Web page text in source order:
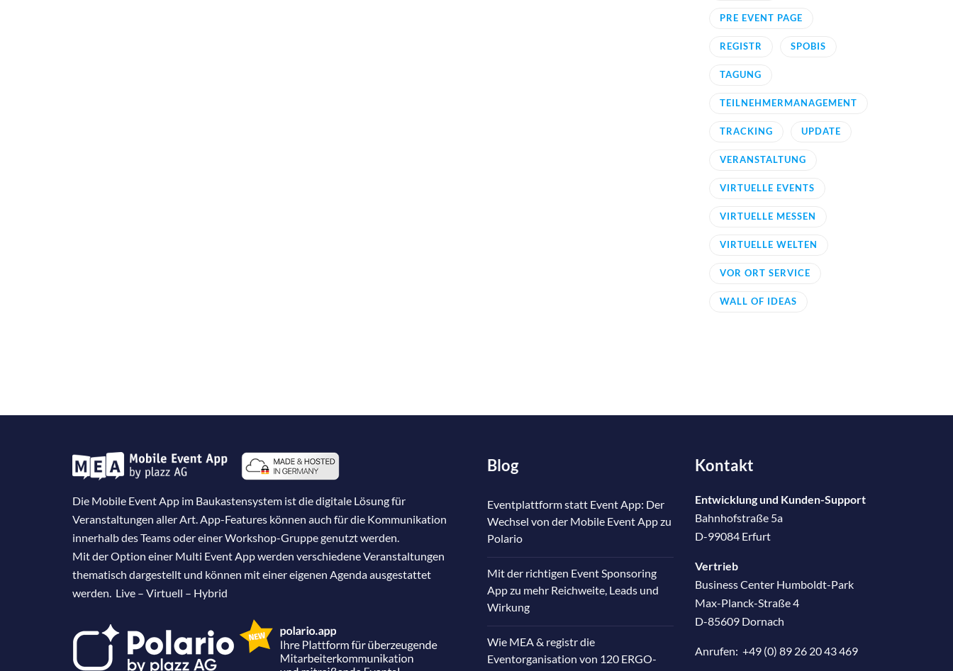
PRE EVENT PAGE
REGISTR SPOBIS
TAGUNG
TEILNEHMERMANAGEMENT
TRACKING UPDATE
VERANSTALTUNG
VIRTUELLE EVENTS
VIRTUELLE MESSEN
VIRTUELLE WELTEN
VOR ORT SERVICE
WALL OF IDEAS
Die Mobile Event App im Baukastensystem ist die digitale Lösung für
Veranstaltungen aller Art. App-Features können auch für die Kommunikation
innerhalb des Teams oder einer Workshop-Gruppe genutzt werden.
Mit der Option einer Multi Event App werden verschiedene Veranstaltungen
thematisch dargestellt und können mit einer eigenen Agenda ausgestattet
werden. Live – Virtuell – Hybrid
Blog
Eventplattform statt Event App: Der
Wechsel von der Mobile Event App zu
Polario
Mit der richtigen Event Sponsoring
App zu mehr Reichweite, Leads und
Wirkung
Wie MEA & registr die
Eventorganisation von 120 ERGO-
Kontakt
Entwicklung und Kunden-Support
Bahnhofstraße 5a
D-99084 Erfurt
Vertrieb
Business Center Humboldt-Park
Max-Planck-Straße 4
D-85609 Dornach
Anrufen: +49 (0) 89 26 20 43 469